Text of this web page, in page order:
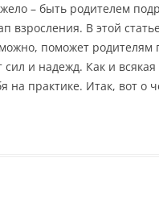
– быть родителем
взросления. В этой
поможет
и надежд. Как и
на практике. Итак, вот о